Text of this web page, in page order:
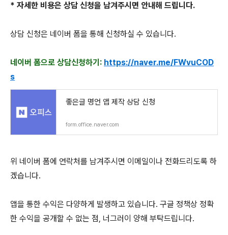
* 자세한 비용은 상담 신청을 남겨주시면 안내해 드립니다.
상담 신청은 네이버 폼을 통해 신청하실 수 있습니다.
네이버 폼으로 상담신청하기: https://naver.me/FWvuCOD
s
좋은글 명언 앱 제작 상담 신청
form.office.naver.com
위 네이버 폼에 연락처를 남겨주시면 이메일이나 전화드리도록 하
겠습니다.
앱을 통한 수익은 다양하게 발생하고 있습니다. 구글 정책상 정확
한 수익을 공개할 수 없는 점, 너그러이 양해 부탁드립니다.